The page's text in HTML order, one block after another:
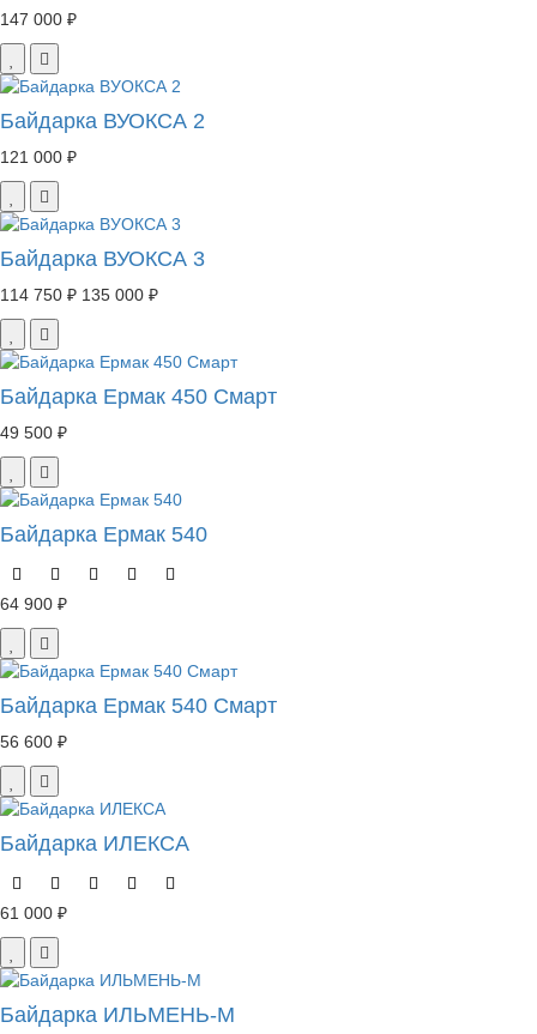
147 000 ₽
Байдарка ВУОКСА 2
121 000 ₽
Байдарка ВУОКСА 3
114 750 ₽ 135 000 ₽
Байдарка Ермак 450 Смарт
49 500 ₽
Байдарка Ермак 540
64 900 ₽
Байдарка Ермак 540 Смарт
56 600 ₽
Байдарка ИЛЕКСА
61 000 ₽
Байдарка ИЛЬМЕНЬ-М